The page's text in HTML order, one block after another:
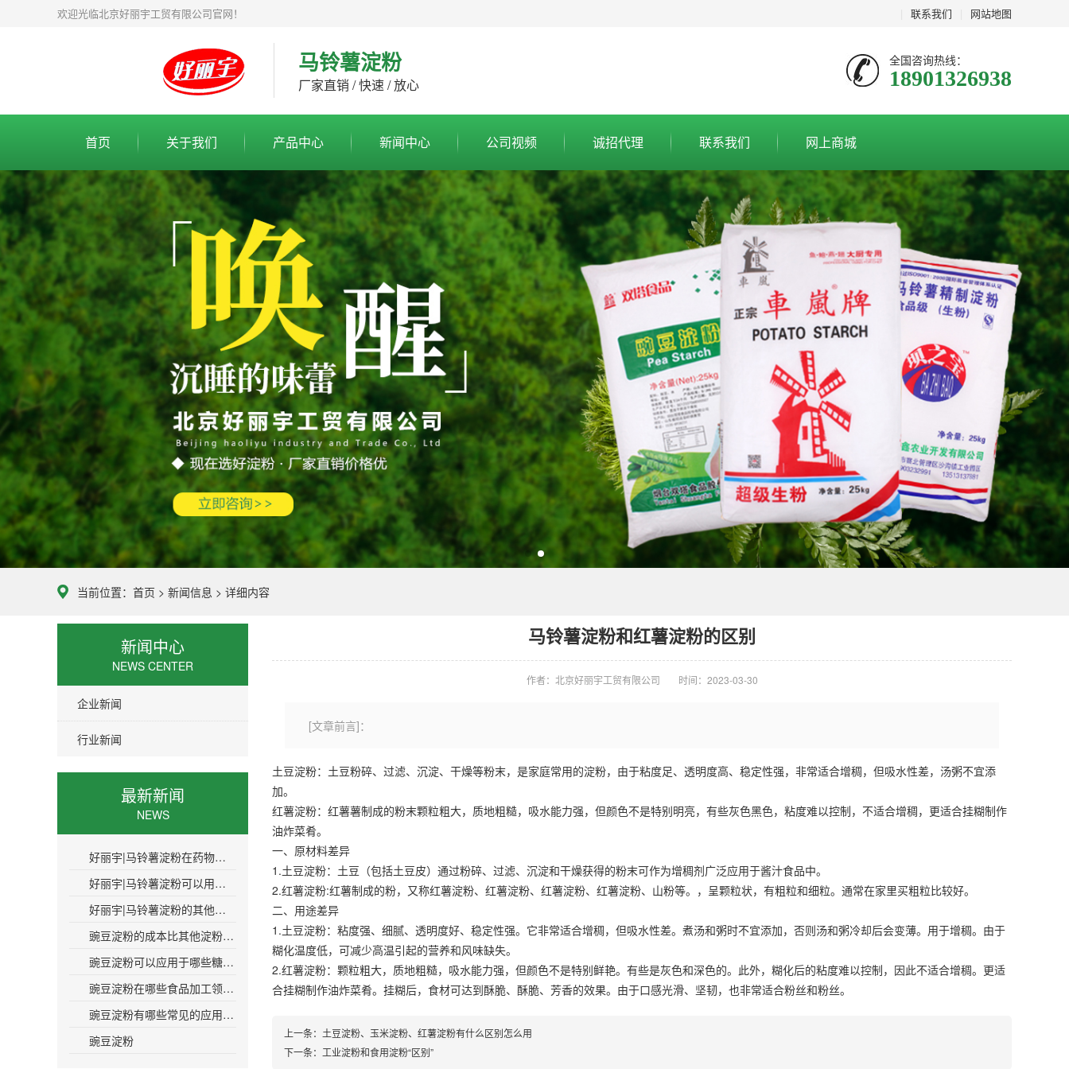
联系我们 网站地图
欢迎光临北京好丽宇工贸有限公司官网！
马铃薯淀粉
厂家直销 / 快速 / 放心
全国咨询热线：
18901326938
首页 关于我们 产品中心 新闻中心 公司视频 诚招代理 联系我们 网上商城
当前位置： 首页 > 新闻信息 > 详细内容
新闻中心
NEWS CENTER
企业新闻
行业新闻
最新新闻
NEWS
好丽宇|马铃薯淀粉在药物制剂中的作用是什么
好丽宇|马铃薯淀粉可以用于制药工业吗
好丽宇|马铃薯淀粉的其他名称是什么
豌豆淀粉的成本比其他淀粉高多少呢
豌豆淀粉可以应用于哪些糖果生产领域呢
豌豆淀粉在哪些食品加工领域有应用价值
豌豆淀粉有哪些常见的应用场景和案例吗
豌豆淀粉
马铃薯淀粉和红薯淀粉的区别
作者：北京好丽宇工贸有限公司 时间：2023-03-30
[文章前言]：
土豆淀粉：土豆粉碎、过滤、沉淀、干燥等粉末，是家庭常用的淀粉，由于粘度足、透明度高、稳定性强，非常适合增稠，但吸水性差，汤粥不宜添
加。
红薯淀粉：红薯薯制成的粉末颗粒粗大，质地粗糙，吸水能力强，但颜色不是特别明亮，有些灰色黑色，粘度难以控制，不适合增稠，更适合挂糊制作
油炸菜肴。
一、原材料差异
1.土豆淀粉：土豆（包括土豆皮）通过粉碎、过滤、沉淀和干燥获得的粉末可作为增稠剂广泛应用于酱汁食品中。
2.红薯淀粉:红薯制成的粉，又称红薯淀粉、红薯淀粉、红薯淀粉、红薯淀粉、山粉等。，呈颗粒状，有粗粒和细粒。通常在家里买粗粒比较好。
二、用途差异
1.土豆淀粉：粘度强、细腻、透明度好、稳定性强。它非常适合增稠，但吸水性差。煮汤和粥时不宜添加，否则汤和粥冷却后会变薄。用于增稠。由于
糊化温度低，可减少高温引起的营养和风味缺失。
2.红薯淀粉：颗粒粗大，质地粗糙，吸水能力强，但颜色不是特别鲜艳。有些是灰色和深色的。此外，糊化后的粘度难以控制，因此不适合增稠。更适
合挂糊制作油炸菜肴。挂糊后，食材可达到酥脆、酥脆、芳香的效果。由于口感光滑、坚韧，也非常适合粉丝和粉丝。
上一条： 土豆淀粉、玉米淀粉、红薯淀粉有什么区别怎么用
下一条： 工业淀粉和食用淀粉“区别”